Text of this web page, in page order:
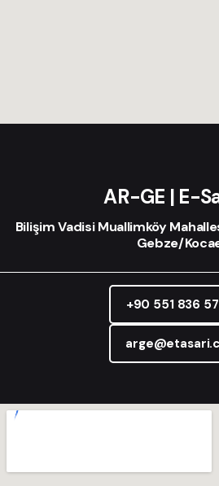
AR-GE | E-
Bilişim Vadisi Muallimköy
Gebze/
+90 551 836